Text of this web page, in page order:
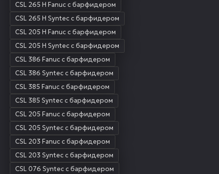
CSL 265 H Fanuc с барфидером
CSL 265 H Syntec с барфидером
CSL 205 H Fanuc с барфидером
CSL 205 H Syntec с барфидером
CSL 386 Fanuc с барфидером
CSL 386 Syntec с барфидером
CSL 385 Fanuc с барфидером
CSL 385 Syntec с барфидером
CSL 205 Fanuc с барфидером
CSL 205 Syntec с барфидером
CSL 203 Fanuc с барфидером
CSL 203 Syntec с барфидером
CSL 076 Syntec с барфидером